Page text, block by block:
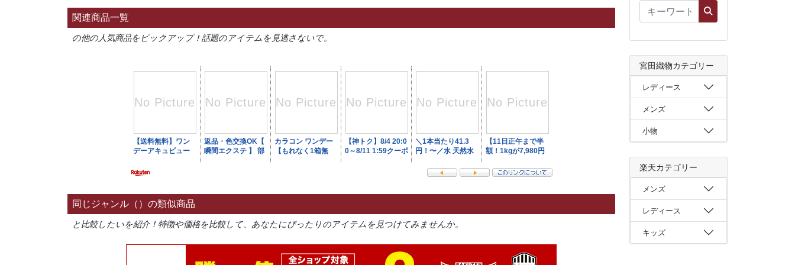
関連商品一覧
の他の人気商品をピックアップ！話題のアイテムを見逃さないで。
同じジャンル（）の類似商品
と比較したいを紹介！特徴や価格を比較して、あなたにぴったりのアイテムを見つけてみませんか。
宮田織物カテゴリー
レディース
メンズ
小物
楽天カテゴリー
メンズ
レディース
キッズ